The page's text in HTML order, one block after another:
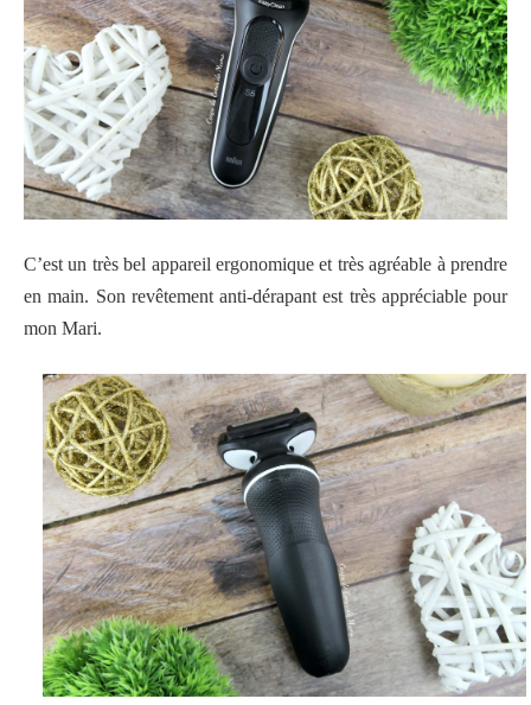
C’est un très bel appareil ergonomique et très agréable à prendre
en main. Son revêtement anti-dérapant est très appréciable pour
mon Mari.